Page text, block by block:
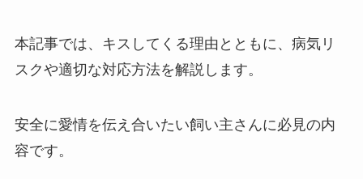
本記事では、キスしてくる理由とともに、病気リ
スクや適切な対応方法を解説します。
安全に愛情を伝え合いたい飼い主さんに必見の内
容です。